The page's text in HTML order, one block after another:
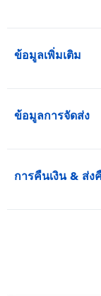
ข้อมูลเพิ่มเติม
ข้อมูลการจัดส่ง
การคืนเงิน & ส่ง